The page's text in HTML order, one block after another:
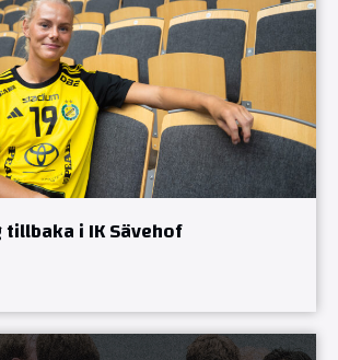
tillbaka i IK Sävehof